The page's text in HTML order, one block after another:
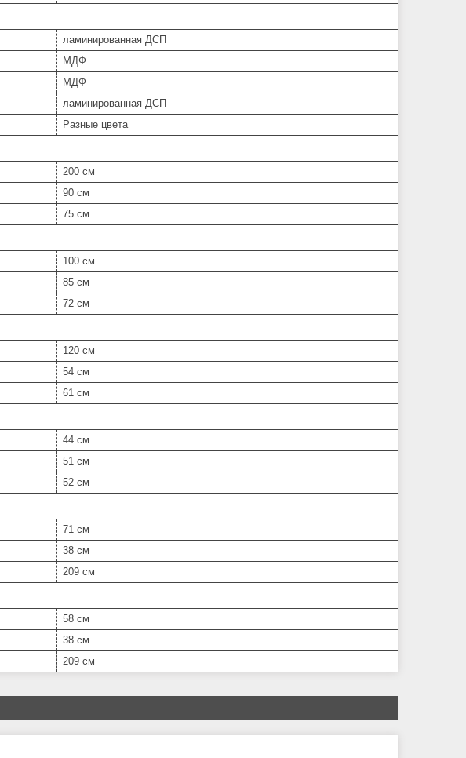
ламинированная ДСП
МДФ
МДФ
ламинированная ДСП
Разные цвета
200 см
90 см
75 см
100 см
85 см
72 см
120 см
54 см
61 см
44 см
51 см
52 см
71 см
38 см
209 см
58 см
38 см
209 см